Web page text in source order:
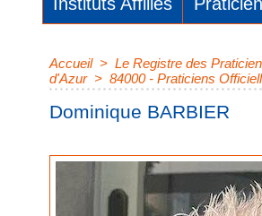
Accueil > Le Registre des
d'Azur > 84000 - Praticiens
Dominique BARBIER